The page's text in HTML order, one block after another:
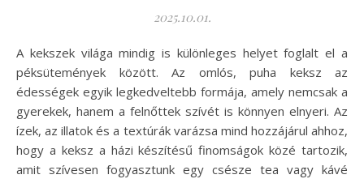
2025.10.01.
A kekszek világa mindig is különleges helyet foglalt el a
péksütemények között. Az omlós, puha keksz az
édességek egyik legkedveltebb formája, amely nemcsak a
gyerekek, hanem a felnőttek szívét is könnyen elnyeri. Az
ízek, az illatok és a textúrák varázsa mind hozzájárul ahhoz,
hogy a keksz a házi készítésű finomságok közé tartozik,
amit szívesen fogyasztunk egy csésze tea vagy kávé